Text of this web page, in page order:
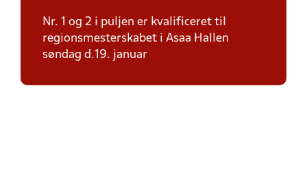
Nr. 1 og 2 i puljen er kvalificeret til
regionsmesterskabet i Asaa Hallen
søndag d.19. januar